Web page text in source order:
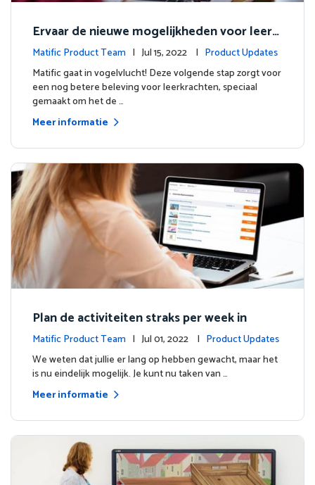
Ervaar de nieuwe mogelijkheden voor leerk
rachten
Matific Product Team | Jul 15, 2022 | Product Updates
Matific gaat in vogelvlucht! Deze volgende stap zorgt voor
een nog betere beleving voor leerkrachten, speciaal
gemaakt om het de …
Meer informatie
Plan de activiteiten straks per week in
Matific Product Team | Jul 01, 2022 | Product Updates
We weten dat jullie er lang op hebben gewacht, maar het
is nu eindelijk mogelijk. Je kunt nu taken van …
Meer informatie